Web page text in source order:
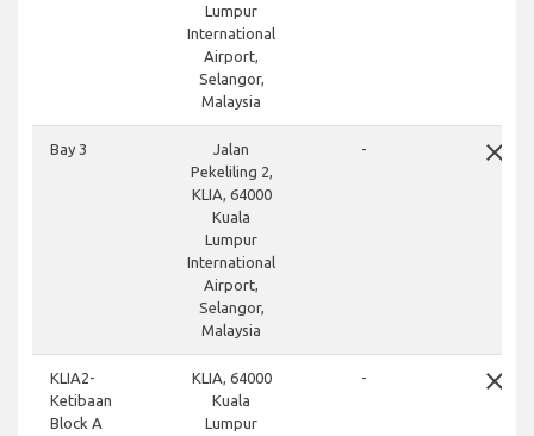
Lumpur
International
Airport,
Selangor,
Malaysia
Bay 3
Jalan
Pekeliling 2,
KLIA, 64000
Kuala
Lumpur
International
Airport,
Selangor,
Malaysia
- close
KLIA2-
Ketibaan
Block A
KLIA, 64000
Kuala
Lumpur
- close